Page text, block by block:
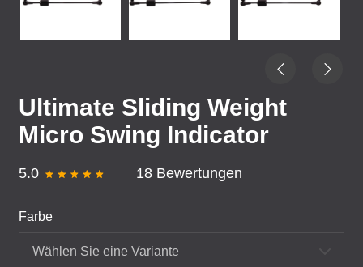
Ultimate Sliding Weight
Micro Swing Indicator
5.0 18 Bewertungen
Farbe
Wählen Sie eine Variante